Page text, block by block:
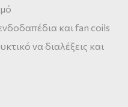
και fan coils
να διαλέξεις και